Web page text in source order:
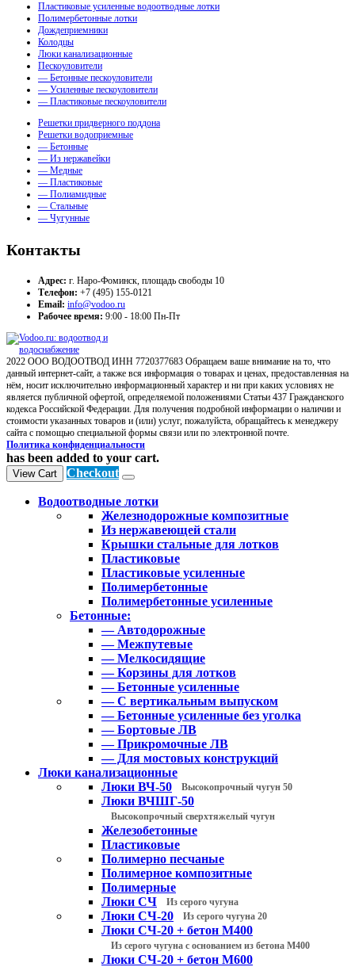
Пластиковые усиленные водоотводные лотки
Полимербетонные лотки
Дождеприемники
Колодцы
Люки канализационные
Пескоуловители
— Бетонные пескоуловители
— Усиленные пескоуловители
— Пластиковые пескоуловители
Решетки придверного поддона
Решетки водоприемные
— Бетонные
— Из нержавейки
— Медные
— Пластиковые
— Полиамидные
— Стальные
— Чугунные
Контакты
Адрес: г. Наро-Фоминск, площадь свободы 10
Телефон: +7 (495) 155-0121
Email: info@vodoo.ru
Рабочее время: 9:00 - 18:00 Пн-Пт
2022 ООО ВОДООТВОД ИНН 7720377683 Обращаем ваше внимание на то, что
данный интернет-сайт, а также вся информация о товарах и ценах, предоставленная на
нём, носит исключительно информационный характер и ни при каких условиях не
является публичной офертой, определяемой положениями Статьи 437 Гражданского
кодекса Российской Федерации. Для получения подробной информации о наличии и
стоимости указанных товаров и (или) услуг, пожалуйста, обращайтесь к менеджеру
сайта с помощью специальной формы связи или по электронной почте.
Политика конфиденциальности
has been added to your cart.
View Cart Checkout
Водоотводные лотки
Железнодорожные композитные
Из нержавеющей стали
Крышки стальные для лотков
Пластиковые
Пластиковые усиленные
Полимербетонные
Полимербетонные усиленные
Бетонные:
— Автодорожные
— Межпутевые
— Мелкосидящие
— Корзины для лотков
— Бетонные усиленные
— С вертикальным выпуском
— Бетонные усиленные без уголка
— Бортовые ЛВ
— Прикромочные ЛВ
— Для мостовых конструкций
Люки канализационные
Люки ВЧ-50
Высокопрочный чугун 50
Люки ВЧШГ-50
Высокопрочный сверхтяжелый чугун
Железобетонные
Пластиковые
Полимерно песчаные
Полимерное композитные
Полимерные
Люки СЧ
Из серого чугуна
Люки СЧ-20 Из серого чугуна 20
Люки СЧ-20 + бетон М400
Из серого чугуна с основанием из бетона М400
Люки СЧ-20 + бетон М600